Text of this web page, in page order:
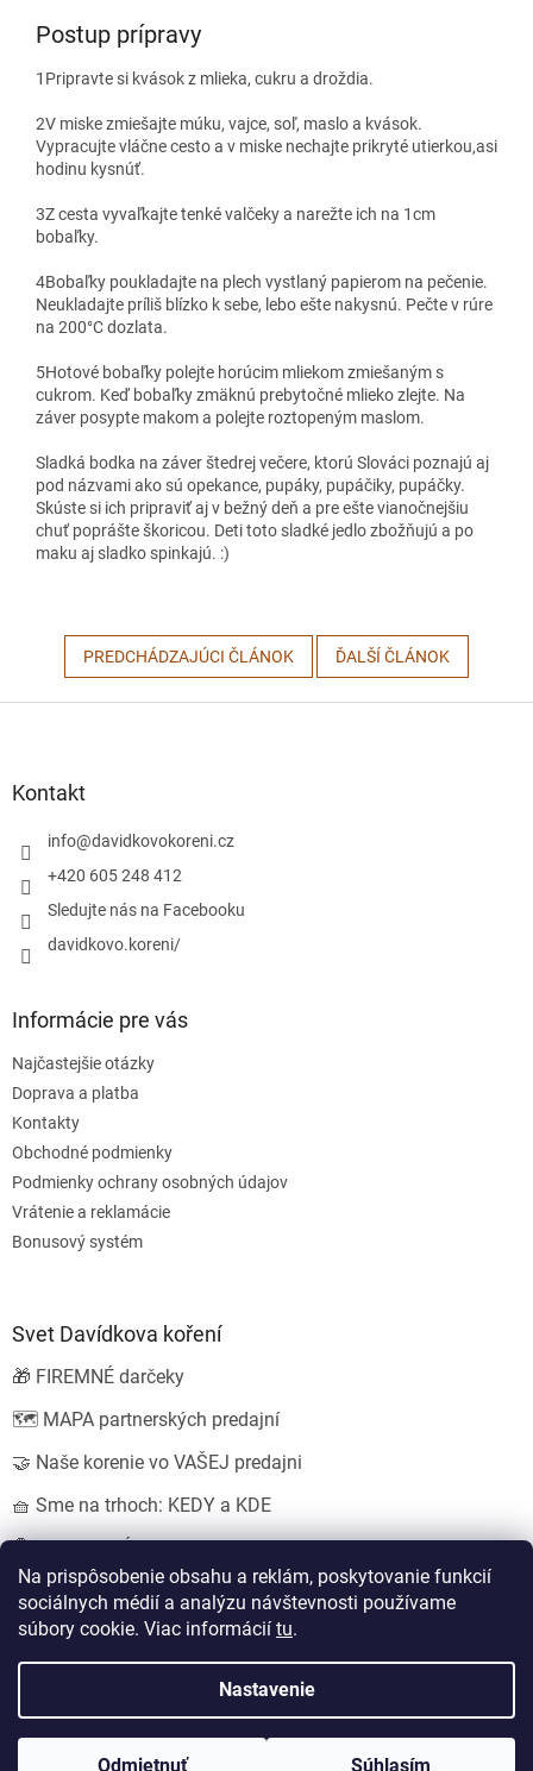
Na prispôsobenie obsahu a reklám, poskytovanie funkcií
sociálnych médií a analýzu návštevnosti používame
súbory cookie. Viac informácií tu.
Nastavenie
Odmietnuť Súhlasím
Postup prípravy
1 Pripravte si kvások z mlieka, cukru a droždia.
2V miske zmiešajte múku, vajce, soľ, maslo a kvások.
Vypracujte vláčne cesto a v miske nechajte prikryté utierkou,asi
hodinu kysnúť.
3Z cesta vyvaľkajte tenké valčeky a narežte ich na 1cm
bobaľky.
4Bobaľky poukladajte na plech vystlaný papierom na pečenie.
Neukladajte príliš blízko k sebe, lebo ešte nakysnú. Pečte v rúre
na 200°C dozlata.
5Hotové bobaľky polejte horúcim mliekom zmiešaným s
cukrom. Keď bobaľky zmäknú prebytočné mlieko zlejte. Na
záver posypte makom a polejte roztopeným maslom.
Sladká bodka na záver štedrej večere, ktorú Slováci poznajú aj
pod názvami ako sú opekance, pupáky, pupáčiky, pupáčky.
Skúste si ich pripraviť aj v bežný deň a pre ešte vianočnejšiu
chuť poprášte škoricou. Deti toto sladké jedlo zbožňujú a po
maku aj sladko spinkajú. :)
PREDCHÁDZAJÚCI ČLÁNOK ĎALŠÍ ČLÁNOK
Kontakt
info@davidkovokoreni.cz
+420 605 248 412
Sledujte nás na Facebooku
davidkovo.koreni/
Informácie pre vás
Najčastejšie otázky
Doprava a platba
Kontakty
Obchodné podmienky
Podmienky ochrany osobných údajov
Vrátenie a reklamácie
Bonusový systém
Svet Davídkova koření
🎁 FIREMNÉ darčeky
🗺️ MAPA partnerských predajní
🤝 Naše korenie vo VAŠEJ predajni
🧺 Sme na trhoch: KEDY a KDE
💍 SVADOBNÉ darčeky
EshopyUmíme.cz
Koření od Davídka s.r.o.